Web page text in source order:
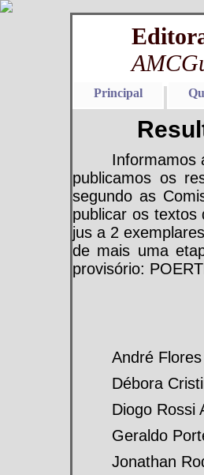
Principal
Informamos
publicamos os
segundo as
publicar os textos
jus a 2
de mais uma
provisório:
André
Débora
Diogo Rossi
Geraldo
Jonathan